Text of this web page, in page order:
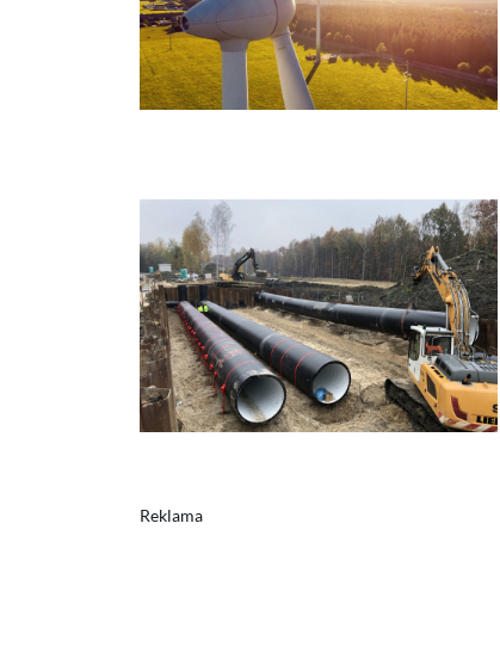
Reklama